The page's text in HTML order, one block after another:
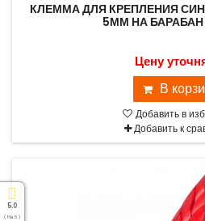
КЛЕММА ДЛЯ КРЕПЛЕНИЯ
5ММ НА
Цену
В
Добавить в
Добавить к
5.0
( На 5 )